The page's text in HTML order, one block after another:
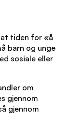
at tiden for «å
barn og unge
sosiale eller
om
gjennom
gjennom